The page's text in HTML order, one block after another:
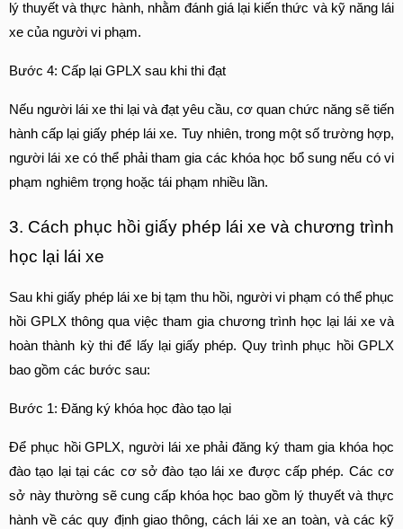
lý thuyết và thực hành, nhằm đánh giá lại kiến thức và kỹ năng lái
xe của người vi phạm.
Bước 4: Cấp lại GPLX sau khi thi đạt
Nếu người lái xe thi lại và đạt yêu cầu, cơ quan chức năng sẽ tiến
hành cấp lại giấy phép lái xe. Tuy nhiên, trong một số trường hợp,
người lái xe có thể phải tham gia các khóa học bổ sung nếu có vi
phạm nghiêm trọng hoặc tái phạm nhiều lần.
3. Cách phục hồi giấy phép lái xe và chương trình
học lại lái xe
Sau khi giấy phép lái xe bị tạm thu hồi, người vi phạm có thể phục
hồi GPLX thông qua việc tham gia chương trình học lại lái xe và
hoàn thành kỳ thi để lấy lại giấy phép. Quy trình phục hồi GPLX
bao gồm các bước sau:
Bước 1: Đăng ký khóa học đào tạo lại
Để phục hồi GPLX, người lái xe phải đăng ký tham gia khóa học
đào tạo lại tại các cơ sở đào tạo lái xe được cấp phép. Các cơ
sở này thường sẽ cung cấp khóa học bao gồm lý thuyết và thực
hành về các quy định giao thông, cách lái xe an toàn, và các kỹ